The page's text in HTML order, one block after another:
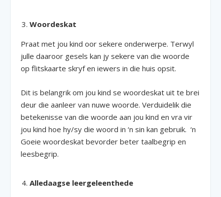
Woordeskat
Praat met jou kind oor sekere onderwerpe. Terwyl
julle daaroor gesels kan jy sekere van die woorde
op flitskaarte skryf en iewers in die huis opsit.
Dit is belangrik om jou kind se woordeskat uit te brei
deur die aanleer van nuwe woorde. Verduidelik die
betekenisse van die woorde aan jou kind en vra vir
jou kind hoe hy/sy die woord in ‘n sin kan gebruik. ‘n
Goeie woordeskat bevorder beter taalbegrip en
leesbegrip.
Alledaagse leergeleenthede